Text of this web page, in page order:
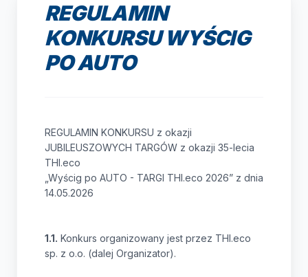
REGULAMIN
KONKURSU WYŚCIG
PO AUTO
REGULAMIN KONKURSU z okazji
JUBILEUSZOWYCH TARGÓW z okazji 35-lecia
THI.eco
„Wyścig po AUTO - TARGI THI.eco 2026” z dnia
14.05.2026
1.1. Konkurs organizowany jest przez THI.eco
sp. z o.o. (dalej Organizator).